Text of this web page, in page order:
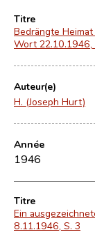
Titre
Bedrängte
Wort 22.10.1946,
Auteur(e)
H. (Joseph Hurt)
Année
1946
Titre
Ein
8.11.1946, S. 3